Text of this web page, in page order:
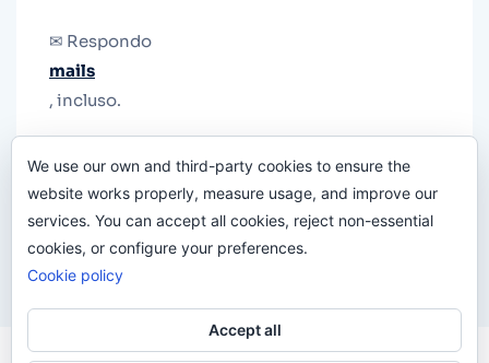
✉ Respondo
mails
, incluso.
le quiten el teléfono.
We use our own and third-party cookies to ensure the
website works properly, measure usage, and improve our
services. You can accept all cookies, reject non-essential
cookies, or configure your preferences.
Cookie policy
Accept all